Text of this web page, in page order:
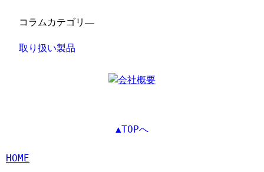
コラムカテゴリ―
取り扱い製品
▲TOPへ
HOME